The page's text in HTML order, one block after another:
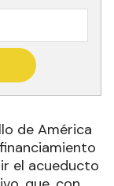
de América
el acueducto